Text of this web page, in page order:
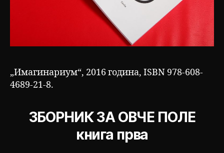
„Имагинариум“, 2016 година, ISBN 978-608-
4689-21-8.
ЗБОРНИК ЗА ОВЧЕ ПОЛЕ
книга прва